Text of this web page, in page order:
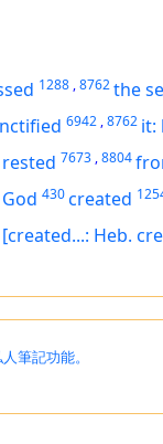
1288 ,8762the
6942 ,8762 it:
7673 ,8804
430created
[created...: Heb.
筆記功能。